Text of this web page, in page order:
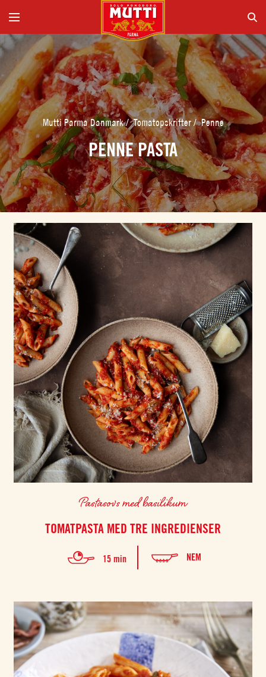
Mutti Parma Danmark/ Tomatopskrifter/ Penne
PENNE PASTA
Pastasovs med basilikum
TOMATPASTA MED TRE INGREDIENSER
15 min NEM